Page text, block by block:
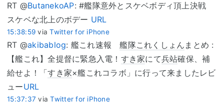
RT @ButanekoAP: #艦隊意外とスケベボディ頂上決戦
スケベな北上のボデー URL
15:38:59 viaTwitter for iPhone
RT @akibablog: 艦これ速報艦隊これくしょん まとめ :
【艦これ】全提督に緊急入電！ すき家にて兵站確保、補
給せよ！「すき家×艦これコラボ」に行って来ましたレビ
ューURL
15:37:37 viaTwitter for iPhone